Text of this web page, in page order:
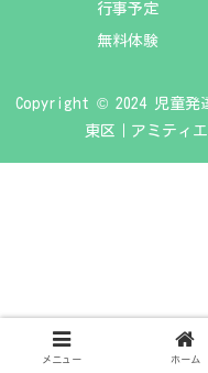
行事予定
無料体験
Copyright © 2024 児童発
東区｜アミティ
メニュー ホーム